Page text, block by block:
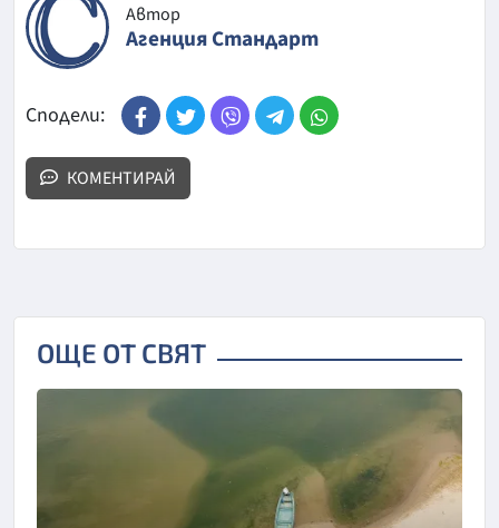
Автор
Агенция Стандарт
Сподели:
КОМЕНТИРАЙ
ОЩЕ ОТ СВЯТ